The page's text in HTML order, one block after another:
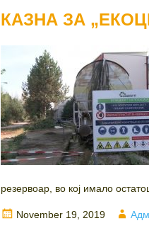
КАЗНА ЗА
резервоар, во кој имало
Posted
November 19, 2019